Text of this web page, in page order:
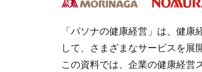
「パソナの健康経営」は、健
して、さまざまなサービスを展
この資料では、企業の健康経営